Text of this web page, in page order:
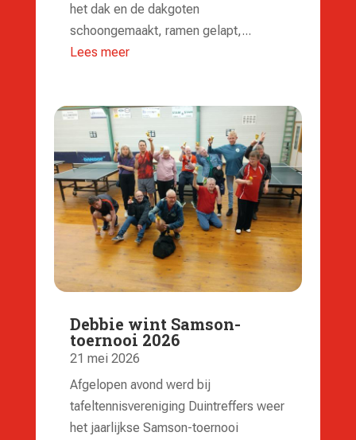
het dak en de dakgoten
schoongemaakt, ramen gelapt,...
Lees meer
Debbie wint Samson-
toernooi 2026
21 mei 2026
Afgelopen avond werd bij
tafeltennisvereniging Duintreffers weer
het jaarlijkse Samson-toernooi